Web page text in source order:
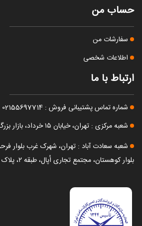
حساب من
سفارشات من
اطلاعات شخصی
ارتباط با ما
شماره تماس پشتیبانی فروش : 02155697714
شعبه مرکزی : تهران، خیابان ۱۵ خرداد، بازار بزرگ، پاساژ ساعت، پلاک ۲
شعبه سعادت آباد : تهران، شهرک غرب بلوار
بلوار کوهستان، مجتمع تجاری اُپال، طبقه ۲، پلاک 211